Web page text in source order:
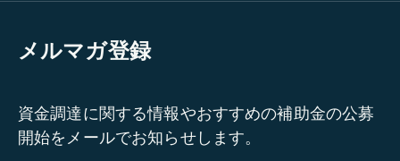
メルマガ登録
資金調達に関する情報やおすすめの補助金の公募
開始をメールでお知らせします。